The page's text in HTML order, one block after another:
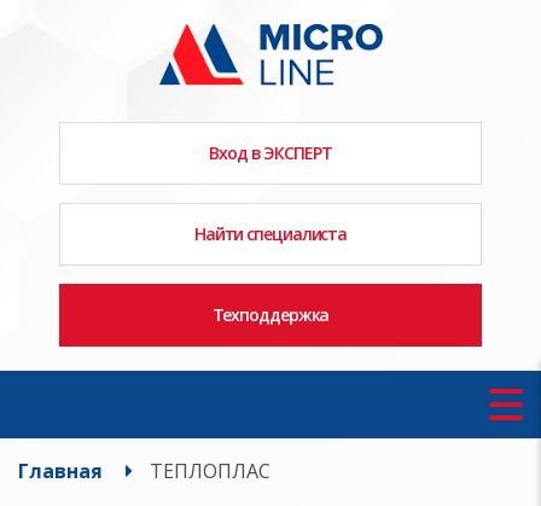
Вход в ЭКСПЕРТ
Найти специалиста
Техподдержка
Главная ТЕПЛОПЛАС